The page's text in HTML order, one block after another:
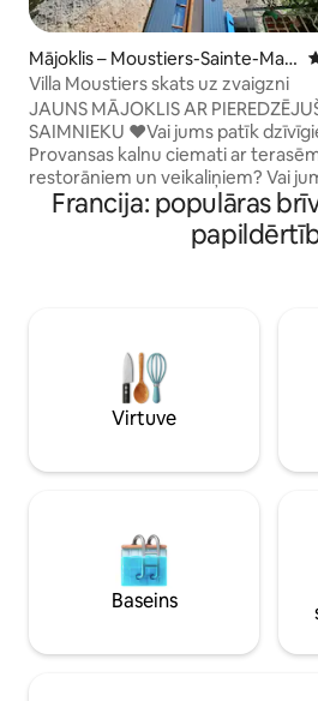
Mājoklis – Moustiers-Sainte-Mari
e
Villa Moustiers skats uz zvaigzni
JAUNS MĀJOKLIS AR
SAIMNIEKU ​❤️​Vai jums patīk dzīvīgie
Provansas kalnu ciemati ar
restorāniem un veikaliņiem? Vai
patīk lavandas lauki, reģionālie tirgi
Verdonas nelīdzenā ainava? Vai
patīk pārgājieni, kāpšana,
apbrīnojiet ieleju, akmeņus un
zvaigžņotās debesis no lielās jumta
Francija: populāras
Virtuve
Baseins